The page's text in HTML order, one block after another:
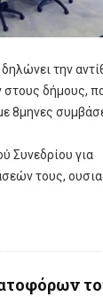
την
δήμους,
8μηνες
Συνεδρίου για
τους,